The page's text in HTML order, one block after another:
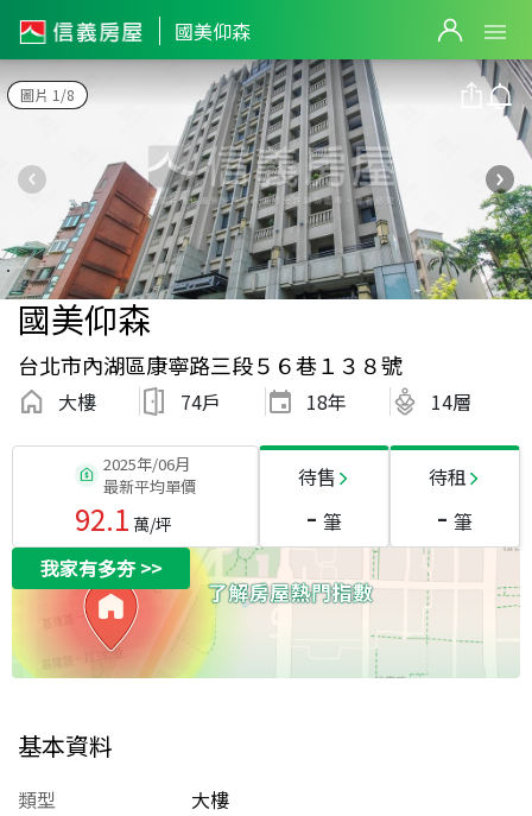
國美仰森
圖片 1/8
國美仰森
台北市內湖區康寧路三段５６巷１３８號
大樓 74戶 18年 14層
2025年/06月
最新平均單價
92.1 萬/坪
待售
- 筆
待租
- 筆
我家有多夯>>
基本資料
類型
大樓